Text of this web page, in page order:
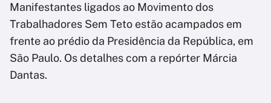
Manifestantes ligados ao Movimento dos
Trabalhadores Sem Teto estão acampados em
frente ao prédio da Presidência da República, em
São Paulo. Os detalhes com a repórter Márcia
Dantas.